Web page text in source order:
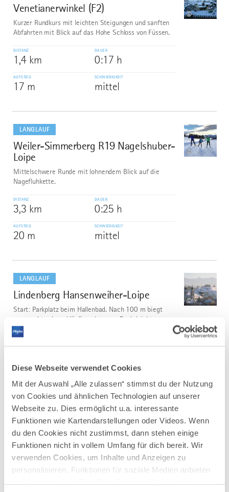
Diese Webseite verwendet Cookies
Mit der Auswahl „Alle zulassen“ stimmst du der Nutzung
von Cookies und ähnlichen Technologien auf unserer
Webseite zu. Dies ermöglicht u.a. interessante
Funktionen wie Kartendarstellungen oder Videos. Wenn
du den Cookies nicht zustimmst, dann stehen einige
Funktionen nicht in vollem Umfang für dich bereit. Wir
verwenden Cookies, um Inhalte und Anzeigen zu
personalisieren, Funktionen für soziale Medien anbieten
1
Venetianerwinkel (F2)
©
Kurzer Rundkurs mit leichten Steigungen und sanften
Abfahrten mit Blick auf das Hohe Schloss von Füssen.
DISTANZ
1,4 km
DAUER
0:17 h
AUFSTIEG
17 m
SCHWIERIGKEIT
mittel
LANGLAUF
2
Weiler-Simmerberg R19 Nagelshuber-
Loipe
©
Mittelschwere Runde mit lohnendem Blick auf die
Nagefluhkette.
DISTANZ
3,3 km
DAUER
0:25 h
AUFSTIEG
20 m
SCHWIERIGKEIT
mittel
dazu
LANGLAUF
3
Lindenberg Hansenweiher-Loipe
©
Start: Parkplatz beim Hallenbad. Nach 100 m biegt
man rechts ab und läuft rechts vom Bach leicht
aufwärt am Schulzentrum vorbei. Dann geht es eben
weiter. Daraufhin geht es Richtung Süden am neuen
Gewerbegebiet entlang auf eine kleine Anhöhe. Dort
4,0 km 0:49 h
40 m mittel
dazu
LANGLAUF
4
Panoramaloipe - lange Variante über
Hahnemoos Eschacher Weiher
mehr
dazu